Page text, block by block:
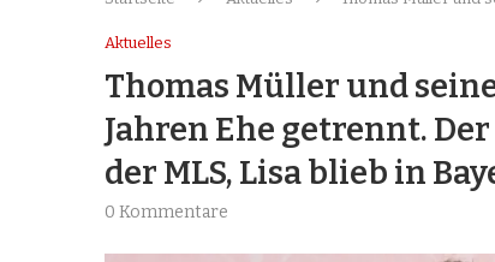
Aktuelles
Thomas Müller und
Jahren Ehe getrennt.
der MLS, Lisa blieb in
0 Kommentare